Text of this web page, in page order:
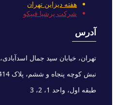
هفته دیزاین تهران
شرکت پرشیا فیپکو
آدرس
تهران، خیابان سید جمال اسدآبادی،
نبش کوچه پنجاه و ششم، پلاک 414،
طبقه اول، واحد 1، 2، 3